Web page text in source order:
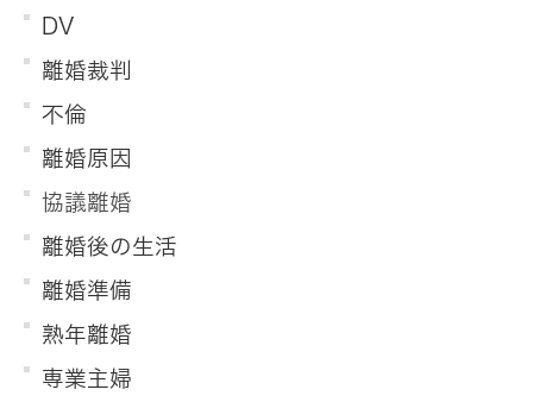
DV
離婚裁判
不倫
離婚原因
協議離婚
離婚後の生活
離婚準備
熟年離婚
専業主婦